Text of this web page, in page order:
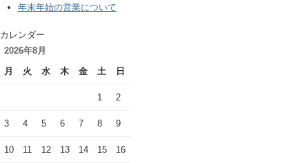
年末年始の営業について
カレンダー
2026年8月
月
火 水 木 金 土 日
1 2
3 4 5 6 7 8 9
10 11 12 13 14 15 16